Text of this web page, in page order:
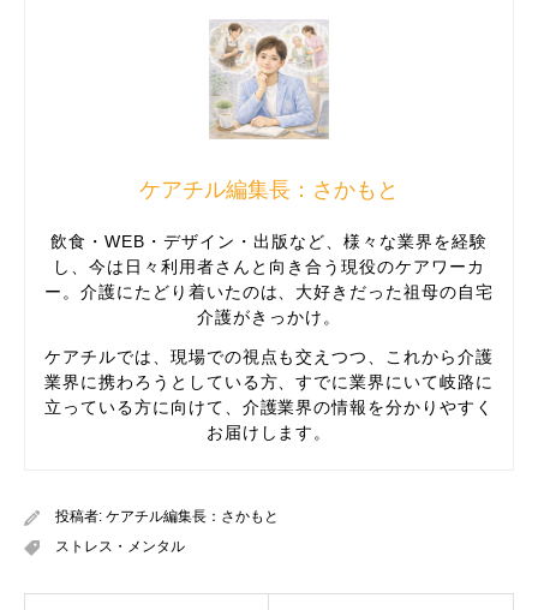
ケアチル編集長：さかもと
飲食・WEB・デザイン・出版など、様々な業界を経験
し、今は日々利用者さんと向き合う現役のケアワーカ
ー。介護にたどり着いたのは、大好きだった祖母の自宅
介護がきっかけ。
ケアチルでは、現場での視点も交えつつ、これから介護
業界に携わろうとしている方、すでに業界にいて岐路に
立っている方に向けて、介護業界の情報を分かりやすく
お届けします。
投稿者: ケアチル編集長：さかもと
ストレス・メンタル